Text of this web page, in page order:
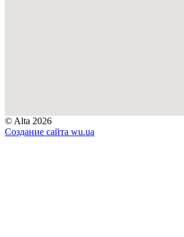
© Alta 2026
Создание сайта wu.ua